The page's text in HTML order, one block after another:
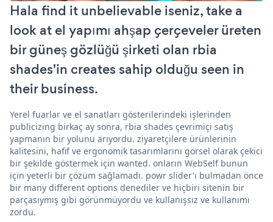
Hala find it unbelievable iseniz, take a
look at el yapımı ahşap çerçeveler üreten
bir güneş gözlüğü şirketi olan rbia
shades'in creates sahip olduğu seen in
their business.
Yerel fuarlar ve el sanatları gösterilerindeki işlerinden
publicizing birkaç ay sonra, rbia shades çevrimiçi satış
yapmanın bir yolunu arıyordu. ziyaretçilere ürünlerinin
kalitesini, hafif ve ergonomik tasarımlarını görsel olarak çekici
bir şekilde göstermek için wanted. onların WebSelf bunun
için yeterli bir çözüm sağlamadı. powr slider'ı bulmadan önce
bir many different options denediler ve hiçbiri sitenin bir
parçasıymış gibi görünmüyordu ve kullanışsız ve kullanımı
zordu.